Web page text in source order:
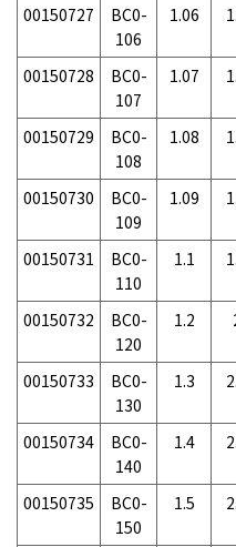
00150727
BC0-
106
1.06
00150728
BC0-
107
1.07
00150729
BC0-
108
1.08
00150730
BC0-
109
1.09
00150731
BC0-
110
1.1
00150732
BC0-
120
1.2
00150733
BC0-
130
1.3
00150734
BC0-
140
1.4
00150735
BC0-
150
1.5